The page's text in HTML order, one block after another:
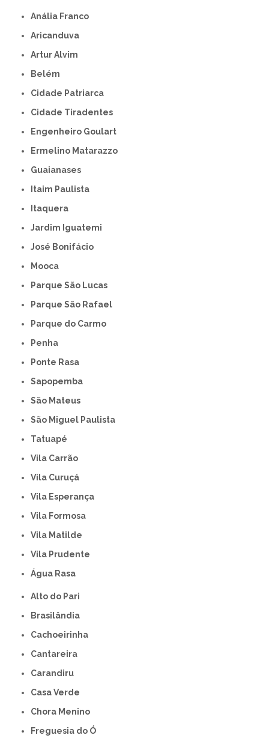
Anália Franco
Aricanduva
Artur Alvim
Belém
Cidade Patriarca
Cidade Tiradentes
Engenheiro Goulart
Ermelino Matarazzo
Guaianases
Itaim Paulista
Itaquera
Jardim Iguatemi
José Bonifácio
Mooca
Parque São Lucas
Parque São Rafael
Parque do Carmo
Penha
Ponte Rasa
Sapopemba
São Mateus
São Miguel Paulista
Tatuapé
Vila Carrão
Vila Curuçá
Vila Esperança
Vila Formosa
Vila Matilde
Vila Prudente
Água Rasa
Alto do Pari
Brasilândia
Cachoeirinha
Cantareira
Carandiru
Casa Verde
Chora Menino
Freguesia do Ó